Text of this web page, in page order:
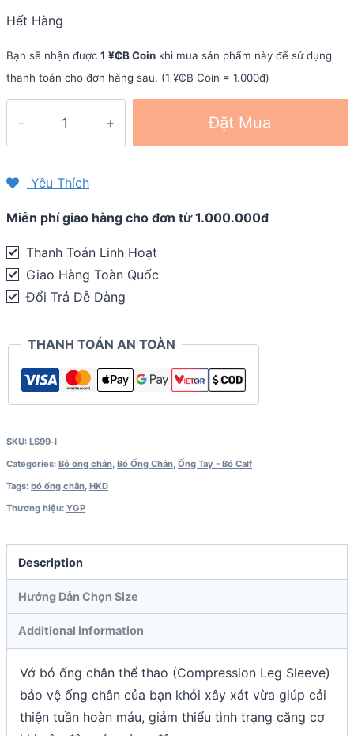
99.000 ₫.64.350 ₫.
Hết Hàng
Bạn sẽ nhận được 1 ¥₵฿ Coin khi mua sản phẩm này để sử dụng
thanh toán cho đơn hàng sau. (1 ¥₵฿ Coin = 1.000đ)
thể
(Compression
Leg
Sleeve)
quantity
Đặt Mua
Yêu Thích
Miễn phí giao hàng cho đơn từ 1.000.000đ
Thanh Toán Linh Hoạt
Giao Hàng Toàn Quốc
Đổi Trả Dễ Dàng
THANH TOÁN AN TOÀN
SKU: LS99-l
Categories: Bó ống chân, Bó Ống Chân, Ống Tay - Bó Calf
Tags: bó ống chân, HKD
Thương hiệu: YGP
Description
Hướng Dẫn Chọn Size
Additional information
Vớ bó ống chân thể thao (Compression Leg Sleeve)
bảo vệ ống chân của bạn khỏi xây xát vừa giúp cải
thiện tuần hoàn máu, giảm thiểu tình trạng căng cơ